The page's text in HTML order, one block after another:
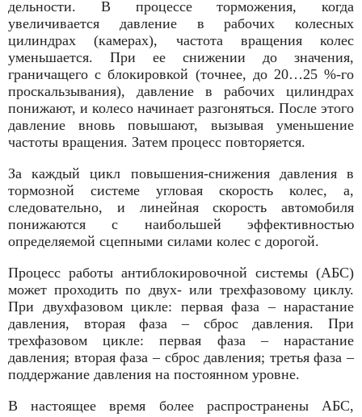
дельности. В процессе торможения, когда
увеличивается давление в рабочих колесных
цилиндрах (камерах), частота вращения ко­лес
уменьшается. При ее снижении до значения,
граничащего с блокировкой (точнее, до 20…25 %-го
проскальзывания), давле­ние в рабочих цилиндрах
понижают, и колесо начинает разго­няться. После этого
давление вновь повышают, вызывая уменьше­ние
частоты вращения. Затем процесс повторяется.
За каждый цикл повышения-снижения давления в
тормозной системе угловая скорость колес, а,
следовательно, и линейная ско­рость автомобиля
понижаются с наибольшей эффективностью
определяемой сцепными силами колес с дорогой.
Процесс работы антиблокировочной системы (АБС)
может прохо­дить по двух- или трехфазовому цик­лу.
При двухфазовом цикле: первая фаза – нарастание
давления, вторая фаза – сброс давления. При
трехфазо­вом цикле: первая фаза – нарастание
давления; вторая фаза – сброс давле­ния; третья фаза –
поддержание дав­ления на постоянном уровне.
В настоящее время более распространены АБС,